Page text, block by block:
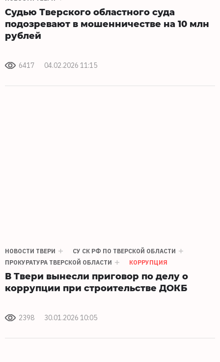
Судью Тверского областного суда
подозревают в мошенничестве на 10 млн
рублей
6417 04.02.2026 11:15
НОВОСТИ ТВЕРИ
СУ СК РФ ПО ТВЕРСКОЙ ОБЛАСТИ
ПРОКУРАТУРА ТВЕРСКОЙ ОБЛАСТИ
КОРРУПЦИЯ
В Твери вынесли приговор по делу о
коррупции при строительстве ДОКБ
2398 30.01.2026 10:05